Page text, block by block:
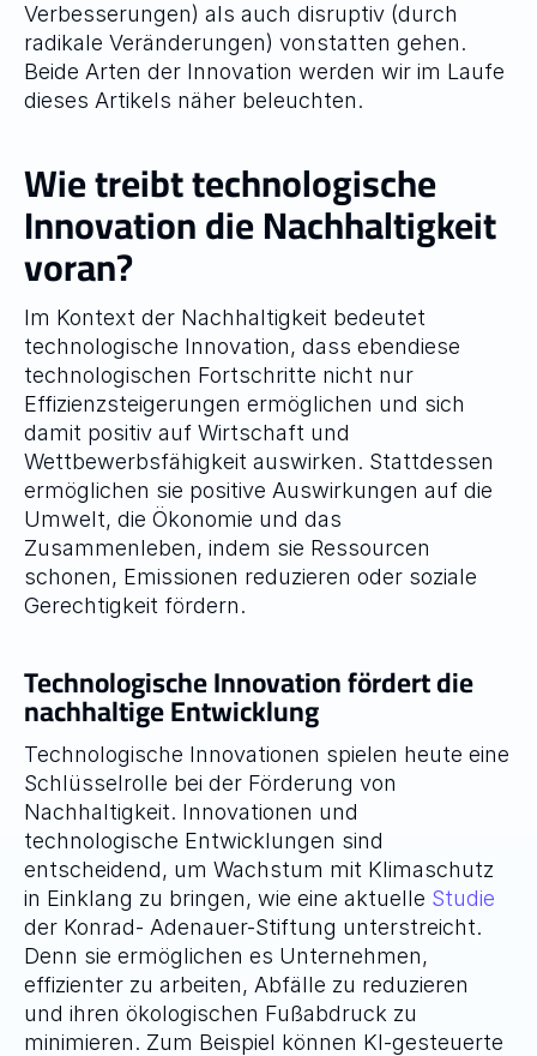
Verbesserungen) als auch disruptiv (durch
radikale Veränderungen) vonstatten gehen.
Beide Arten der Innovation werden wir im Laufe
dieses Artikels näher beleuchten.
Wie treibt technologische
Innovation die Nachhaltigkeit
voran?
Im Kontext der Nachhaltigkeit bedeutet
technologische Innovation, dass ebendiese
technologischen Fortschritte nicht nur
Effizienzsteigerungen ermöglichen und sich
damit positiv auf Wirtschaft und
Wettbewerbsfähigkeit auswirken. Stattdessen
ermöglichen sie positive Auswirkungen auf die
Umwelt, die Ökonomie und das
Zusammenleben, indem sie Ressourcen
schonen, Emissionen reduzieren oder soziale
Gerechtigkeit fördern.
Technologische Innovation fördert die
nachhaltige Entwicklung
Technologische Innovationen spielen heute eine
Schlüsselrolle bei der Förderung von
Nachhaltigkeit. Innovationen und
technologische Entwicklungen sind
entscheidend, um Wachstum mit Klimaschutz
in Einklang zu bringen, wie eine aktuelle Studie
der Konrad- Adenauer-Stiftung unterstreicht.
Denn sie ermöglichen es Unternehmen,
effizienter zu arbeiten, Abfälle zu reduzieren
und ihren ökologischen Fußabdruck zu
minimieren. Zum Beispiel können KI-gesteuerte